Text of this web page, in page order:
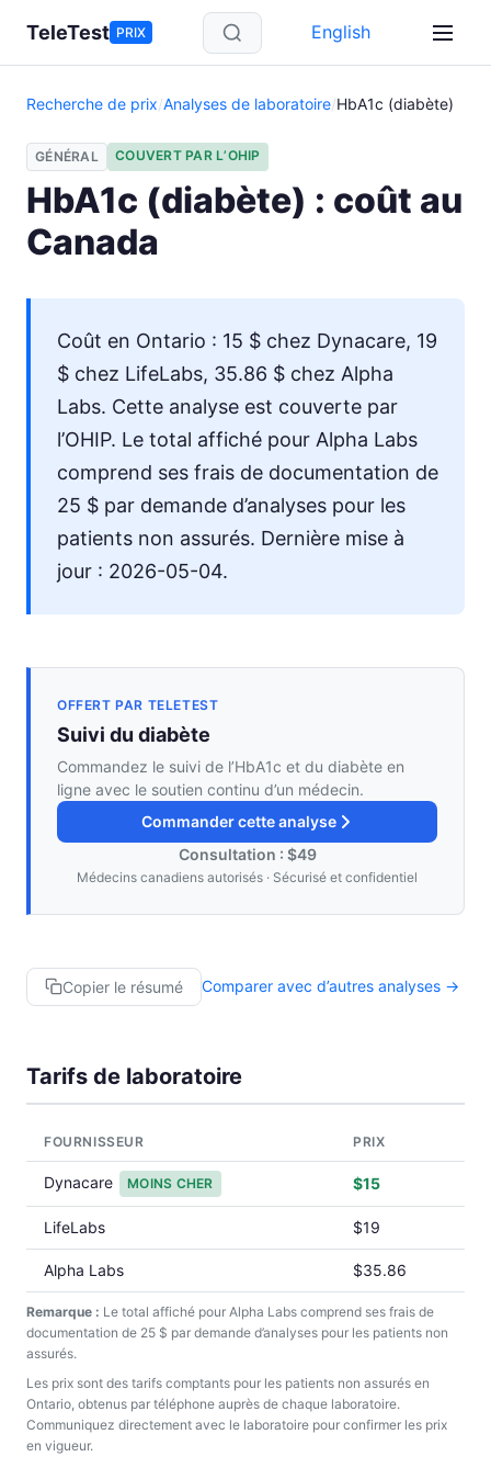
Aller au contenu principal
TeleTest PRIX English
Recherche de prix/Analyses de laboratoire/HbA1c (diabète)
GÉNÉRAL COUVERT PAR L’OHIP
HbA1c (diabète) : coût au
Canada
Coût en Ontario : 15 $ chez Dynacare, 19
$ chez LifeLabs, 35.86 $ chez Alpha
Labs. Cette analyse est couverte par
l’OHIP. Le total affiché pour Alpha Labs
comprend ses frais de documentation de
25 $ par demande d’analyses pour les
patients non assurés. Dernière mise à
jour : 2026-05-04.
OFFERT PAR TELETEST
Suivi du diabète
Commandez le suivi de l’HbA1c et du diabète en
ligne avec le soutien continu d’un médecin.
Commander cette analyse
Consultation : $49
Médecins canadiens autorisés · Sécurisé et confidentiel
Copier le résumé Comparer avec d’autres analyses →
Tarifs de laboratoire
FOURNISSEUR PRIX
Dynacare MOINS CHER $15
LifeLabs $19
Alpha Labs $35.86
Remarque : Le total affiché pour Alpha Labs comprend ses frais de
documentation de 25 $ par demande d’analyses pour les patients non
assurés.
Les prix sont des tarifs comptants pour les patients non assurés en
Ontario, obtenus par téléphone auprès de chaque laboratoire.
Communiquez directement avec le laboratoire pour confirmer les prix
en vigueur.